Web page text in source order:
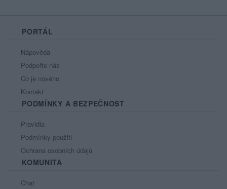
PORTÁL
Nápověda
Podpořte nás
Co je nového
Kontakt
PODMÍNKY A BEZPEČNOST
Pravidla
Podmínky použití
Ochrana osobních údajů
KOMUNITA
Chat